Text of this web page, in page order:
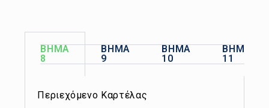
ΒΗΜΑ
8
ΒΗΜΑ
9
ΒΗΜΑ
10
ΒΗΜΑ
11
Περιεχόμενο Καρτέλας